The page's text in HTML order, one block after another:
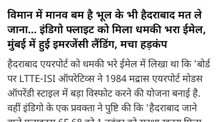
विमान में मानव बम है भूल के भी हैदराबाद मत ले
जाना... इंडिगो फ्लाइट को मिला धमकी भरा ईमेल,
मुंबई में हुई इमरजेंसी लैंडिंग, मचा हड़कंप
हैदराबाद एयरपोर्ट को धमकी भरे ईमेल में लिखा था कि 'बोर्ड
पर LTTE-ISI ऑपरेटिव्स ने 1984 मद्रास एयरपोर्ट मोडस
ऑपरेंडी स्टाइल में बड़ा विस्फोट करने की योजना बनाई है.
वहीं इंडिगो के एक प्रवक्ता ने पुष्टि की कि 'हैदराबाद जाने